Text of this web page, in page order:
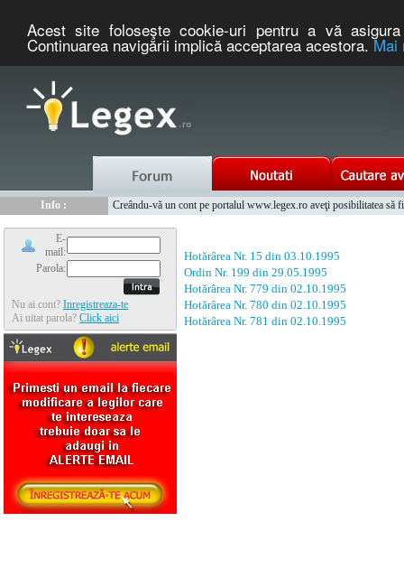
Acest site foloseşte cookie-uri pentru a vă
Continuarea navigării implică acceptarea acestora.Mai
Info :
Creându-vă un cont pe portalul www.legex.ro aveţi posibilitatea să
E-
mail:
Parola:
Nu ai cont? Inregistreaza-te
Ai uitat parola? Click aici
Hotărârea Nr. 15 din 03.10.1995
Ordin Nr. 199 din 29.05.1995
Hotărârea Nr. 779 din 02.10.1995
Hotărârea Nr. 780 din 02.10.1995
Hotărârea Nr. 781 din 02.10.1995